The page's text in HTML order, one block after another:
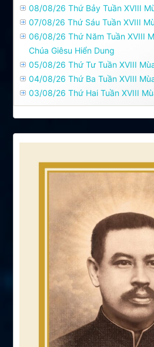
08/08/26 Thứ Bảy Tuần XVIII
07/08/26 Thứ Sáu Tuần XVIII
06/08/26 Thứ Năm Tuần XVIII
Chúa Giêsu Hiển Dung
05/08/26 Thứ Tư Tuần XVIII
04/08/26 Thứ Ba Tuần XVIII
03/08/26 Thứ Hai Tuần XVIII